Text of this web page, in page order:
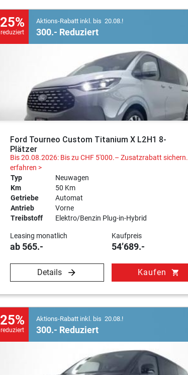
25%
reduziert
Aktions-Rabatt inkl. bis 20.08.!
300.- Reduziert
Ford Tourneo Custom Titanium X L2H1 8-
Plätzer
Bis 20.08.2026: Bis zu CHF 5'000.– Zusatzrabatt sichern.
erfahren >
Typ
Neuwagen
Km
50 Km
Getriebe
Automat
Antrieb
Vorne
Treibstoff
Elektro/Benzin Plug-in-Hybrid
Leasing monatlich
ab 565.-
Kaufpreis
54’689.-
Details Kaufen shopping_cart
25%
reduziert
Aktions-Rabatt inkl. bis 20.08.!
300.- Reduziert